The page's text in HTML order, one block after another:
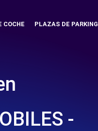
COCHE PLAZAS DE PARKING
-